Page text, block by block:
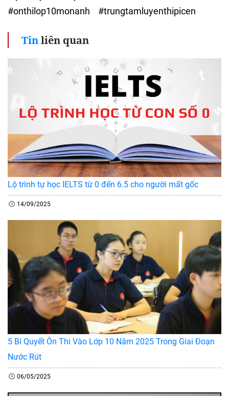
#onthilop10monanh #trungtamluyenthipicen
Tinliên quan
Lộ trình tự học IELTS từ 0 đến 6.5 cho người mất gốc
14/09/2025
5 Bí Quyết Ôn Thi Vào Lớp 10 Năm 2025 Trong Giai Đoạn
Nước Rút
06/05/2025